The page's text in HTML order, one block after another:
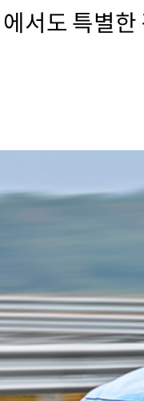
서도 특별한